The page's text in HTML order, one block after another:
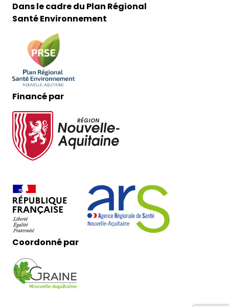
Dans le cadre du Plan Régional
Santé Environnement
Financé par
Coordonné par